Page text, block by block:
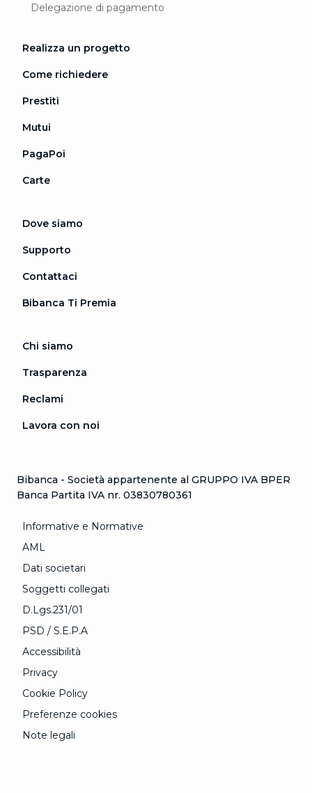
Delegazione di pagamento
Realizza un progetto
Come richiedere
Prestiti
Mutui
PagaPoi
Carte
Dove siamo
Supporto
Contattaci
Bibanca Ti Premia
Chi siamo
Trasparenza
Reclami
Lavora con noi
Bibanca - Società appartenente al GRUPPO IVA BPER
Banca Partita IVA nr. 03830780361
Informative e Normative
AML
Dati societari
Soggetti collegati
D.Lgs.231/01
PSD / S.E.P.A
Accessibilità
Privacy
Cookie Policy
Preferenze cookies
Note legali